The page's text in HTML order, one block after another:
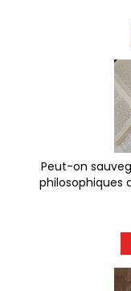
Peut-on
philosophiques